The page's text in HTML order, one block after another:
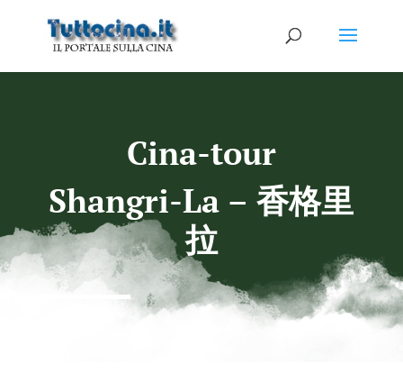
Cina-tour
Shangri-La – 香格里
拉